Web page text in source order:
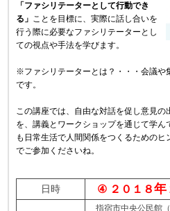
「ファシリテーターとして行動でき
る」 ことを目標に、実際に話し合いを
行う際に必要なファシリテーターとし
ての視点や手法を学びます。
※ファシリテーターとは？・・・会議や
です。
この講座では、自由な対話を促し意見の
を、講義とワークショップを通じて学
も日常生活で人間関係をつくるための
でご参加くださいね。
日時 ④ ２０１８年
指宿市中央公民館